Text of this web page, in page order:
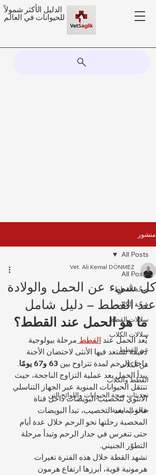
الدليل الأكثر شمولاً
للحيوانات في العالم
منشور
All Posts
صِحّة القطط
صِحّة الكلاب
سلالات القطط
سلالات الكلاب
عن القطط
عن الكلاب
القطط والكلاب
تحديثات صحة الحيوانات واللوائح التن
صحة الماشية
All Posts
كل شيء عن الحمل والولادة
عند القطط – دليل شامل
Vet. Ali Kemal DÖNMEZ
ما هو الحمل عند القطط؟
يُعد الحمل عند القطط مرحلة بيولوجية
دقيقة تستعد فيها الأنثى لاحتضان الأجنة
داخل الرحم لمدة تتراوح بين 63 و67 يومًا
.
يبدأ الحمل بعد عملية التزاوج الناجحة، حيث
تنتقل الحيوانات المنوية عبر الجهاز التناسلي
الأنثوي لتخصيب البويضات داخل قناة
فالوب. بعد التخصيب، تبدأ البويضات
المخصبة رحلتها نحو الرحم خلال عدة أيام
حتى تنغرس في جدار الرحم وتبدأ مرحلة
التطوّر الجنيني.
تشهد القطة خلال هذه الفترة تغيرات
هرمونية قوية، أبرزها ارتفاع هرمون